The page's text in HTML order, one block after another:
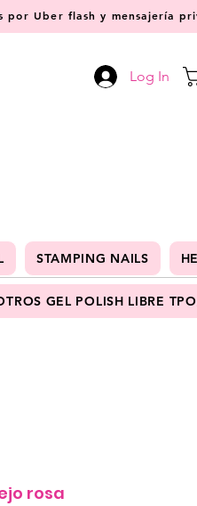
por Uber flash y mensajería
Log In
STAMPING NAILS
GEL POLISH LIBRE
rosa